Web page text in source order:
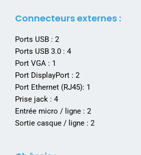
Connecteurs externes :
Ports USB : 2
Ports USB 3.0 : 4
Port VGA : 1
Port DisplayPort : 2
Port Ethernet (RJ45): 1
Prise jack : 4
Entrée micro / ligne : 2
Sortie casque / ligne : 2